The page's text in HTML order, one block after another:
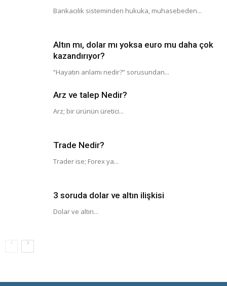
Bankacılık sisteminden hukuka, muhasebeden...
Altın mı, dolar mı yoksa euro mu daha çok
kazandırıyor?
“Hayatın anlamı nedir?” sorusundan...
Arz ve talep Nedir?
Arz; bir ürünün üretici...
Trade Nedir?
Trader ise; Forex ya...
3 soruda dolar ve altın ilişkisi
Dolar ve altın...